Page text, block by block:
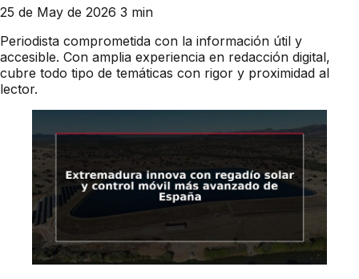
25 de May de 2026 3 min
Periodista comprometida con la información útil y
accesible. Con amplia experiencia en redacción digital,
cubre todo tipo de temáticas con rigor y proximidad al
lector.